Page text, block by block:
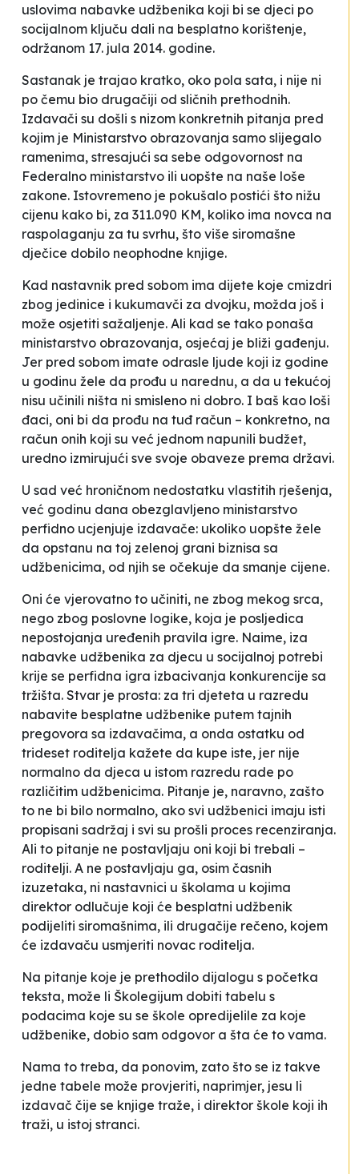
uslovima nabavke udžbenika koji bi se djeci po
socijalnom ključu dali na besplatno korištenje,
održanom 17. jula 2014. godine.
Sastanak je trajao kratko, oko pola sata, i nije ni
po čemu bio drugačiji od sličnih prethodnih.
Izdavači su došli s nizom konkretnih pitanja pred
kojim je Ministarstvo obrazovanja samo slijegalo
ramenima, stresajući sa sebe odgovornost na
Federalno ministarstvo ili uopšte na naše loše
zakone. Istovremeno je pokušalo postići što nižu
cijenu kako bi, za 311.090 KM, koliko ima novca na
raspolaganju za tu svrhu, što više siromašne
dječice dobilo neophodne knjige.
Kad nastavnik pred sobom ima dijete koje cmizdri
zbog jedinice i kukumavči za dvojku, možda još i
može osjetiti sažaljenje. Ali kad se tako ponaša
ministarstvo obrazovanja, osjećaj je bliži gađenju.
Jer pred sobom imate odrasle ljude koji iz godine
u godinu žele da prođu u narednu, a da u tekućoj
nisu učinili ništa ni smisleno ni dobro. I baš kao loši
đaci, oni bi da prođu na tuđ račun – konkretno, na
račun onih koji su već jednom napunili budžet,
uredno izmirujući sve svoje obaveze prema državi.
U sad već hroničnom nedostatku vlastitih rješenja,
već godinu dana obezglavljeno ministarstvo
perfidno ucjenjuje izdavače: ukoliko uopšte žele
da opstanu na toj zelenoj grani biznisa sa
udžbenicima, od njih se očekuje da smanje cijene.
Oni će vjerovatno to učiniti, ne zbog mekog srca,
nego zbog poslovne logike, koja je posljedica
nepostojanja uređenih pravila igre. Naime, iza
nabavke udžbenika za djecu u socijalnoj potrebi
krije se perfidna igra izbacivanja konkurencije sa
tržišta. Stvar je prosta: za tri djeteta u razredu
nabavite besplatne udžbenike putem tajnih
pregovora sa izdavačima, a onda ostatku od
trideset roditelja kažete da kupe iste, jer nije
normalno da djeca u istom razredu rade po
različitim udžbenicima. Pitanje je, naravno, zašto
to ne bi bilo normalno, ako svi udžbenici imaju isti
propisani sadržaj i svi su prošli proces recenziranja.
Ali to pitanje ne postavljaju oni koji bi trebali –
roditelji. A ne postavljaju ga, osim časnih
izuzetaka, ni nastavnici u školama u kojima
direktor odlučuje koji će besplatni udžbenik
podijeliti siromašnima, ili drugačije rečeno, kojem
će izdavaču usmjeriti novac roditelja.
Na pitanje koje je prethodilo dijalogu s početka
teksta, može li Školegijum dobiti tabelu s
podacima koje su se škole opredijelile za koje
udžbenike, dobio sam odgovor a šta će to vama.
Nama to treba, da ponovim, zato što se iz takve
jedne tabele može provjeriti, naprimjer, jesu li
izdavač čije se knjige traže, i direktor škole koji ih
traži, u istoj stranci.